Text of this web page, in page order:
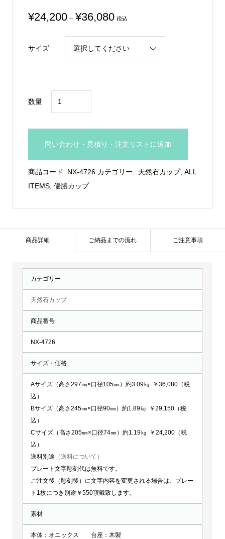
¥24,200 – ¥36,080価
税込
サイズ
数量
ニ
カ
プ：
問い合わせ・見積り・注文リストに追加
商品コード: NX-4726 カテゴリー: 天然石カップ, ALL
ITEMS, 優勝カップ
商品詳細 ご納品までの流れ ご注意事項
カテゴリー
天然石カップ
商品番号
NX-4726
サイズ・価格
Aサイズ（高さ297㎜×口径105㎜）約3.09㎏ ￥36,080（税
込）
Bサイズ（高さ245㎜×口径90㎜）約1.89㎏ ￥29,150（税
込）
Cサイズ（高さ205㎜×口径74㎜）約1.19㎏ ￥24,200（税
込）
送料別途 （送料について）
プレート文字彫刻代は無料です。
ご注文後（彫刻後）に文字内容を変更される場合は、プレー
ト1枚につき別途￥550頂戴致します。
素材
本体：オニックス 台座：木製